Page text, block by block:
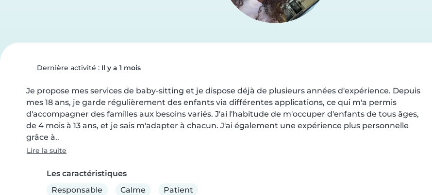
Dernière activité : Il y a 1 mois
Je propose mes services de baby-sitting et je dispose déjà de plusieurs années d'expérience. Depuis
mes 18 ans, je garde régulièrement des enfants via différentes applications, ce qui m'a permis
d'accompagner des familles aux besoins variés. J'ai l'habitude de m'occuper d'enfants de tous âges,
de 4 mois à 13 ans, et je sais m'adapter à chacun. J'ai également une expérience plus personnelle
grâce à..
Lire la suite
Les caractéristiques
Responsable
Calme Patient